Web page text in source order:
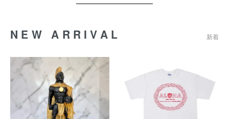
NEW ARRIVAL 新着